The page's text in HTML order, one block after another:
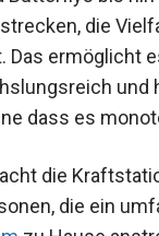
die
Das ermöglicht
und
dass es
die
die ein